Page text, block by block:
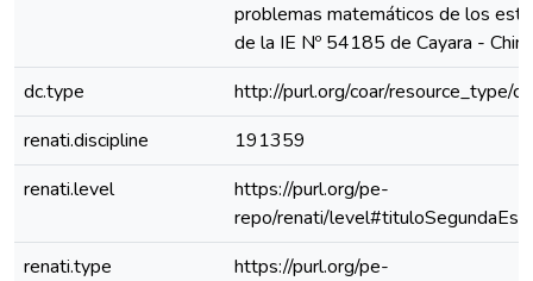
problemas matemáticos de los
de la IE Nº 54185 de Cayara -
dc.type
http://purl.org/coar/resource_type/
renati.discipline
191359
renati.level
https://purl.org/pe-
repo/renati/
renati.type
https://purl.org/pe-